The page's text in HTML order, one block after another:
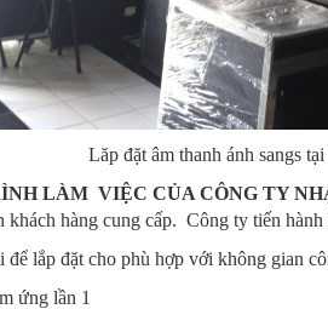
Lăp đặt âm thanh ánh sangs
LÀM VIỆC CỦA CÔNG TY
hàng cung cấp. Công ty tiến hành
lắp đặt cho phù hợp với không gian
ứng lần 1